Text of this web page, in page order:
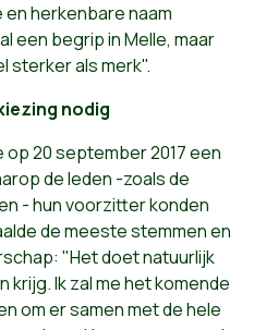
herkenbare naam
een begrip in Melle, maar
sterker als merk".
nodig
20 september 2017 een
de leden -zoals de
- hun voorzitter konden
de meeste stemmen en
"Het doet natuurlijk
krijg. Ik zal me het komende
om er samen met de hele